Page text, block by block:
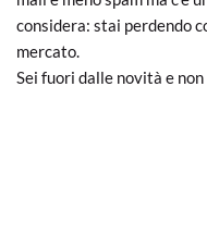
considera: stai perdendo
mercato.
Sei fuori dalle novità e